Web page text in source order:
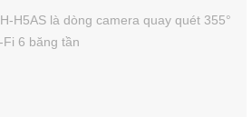
H5AS là dòng camera quay quét 355°
6 băng tần